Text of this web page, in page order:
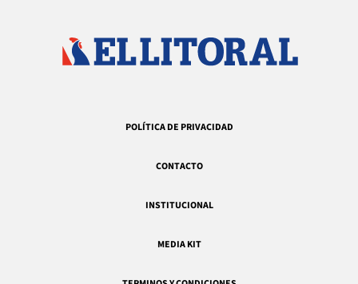
POLÍTICA DE PRIVACIDAD
CONTACTO
INSTITUCIONAL
MEDIA KIT